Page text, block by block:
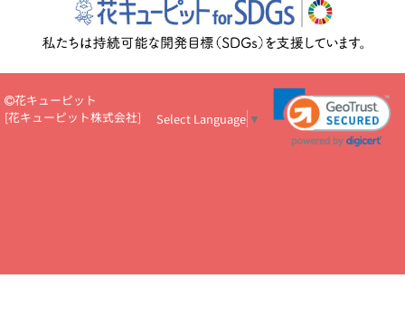
いのマナー
定年退職祝いのマナー
お祝いを贈るときのマナー・
花キューピットのお祝いコラム一覧
誕生日のお花を「色
彩心理学」で選ぶ方法
結婚祝いの予算相場
出産祝いお役立ち情
報
転職祝いのマナー基礎知識
ペットのお祝いワンポイントアド
お見舞いのマナーとル
ール
新築引っ越し祝いコラム お祝い花のマナー総まとめ
職
場上司や先輩へ贈るお祝い花の正解は？
開店祝いの花 選び方ガイ
あり)
花キューピット×専門家
CO2排出量削減 / SDGsを考える
花キューピット
[花キューピット株式会社] Select Language ▼